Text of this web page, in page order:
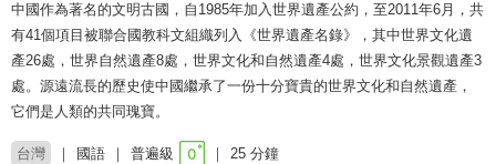
中國作為著名的文明古國，自1985年加入世界遺產公約，至2011年6月，共
有41個項目被聯合國教科文組織列入《世界遺產名錄》，其中世界文化遺
產26處，世界自然遺產8處，世界文化和自然遺產4處，世界文化景觀遺產3
處。源遠流長的歷史使中國繼承了一份十分寶貴的世界文化和自然遺產，
它們是人類的共同瑰寶。
台灣 國語 普遍級 25 分鐘